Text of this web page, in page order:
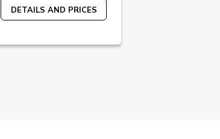
DETAILS AND PRICES